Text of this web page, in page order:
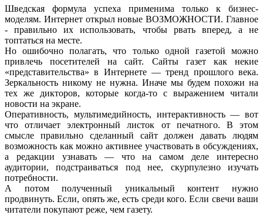
Шведская формула успеха применима только к бизнес-
моделям. Интернет открыл новые ВОЗМОЖНОСТИ. Главное
- правильно их использовать, чтобы рвать вперед, а не
топтаться на месте.
Но ошибочно полагать, что только одной газетой можно
привлечь посетителей на сайт. Сайты газет как некие
«представительства» в Интернете — тренд прошлого века.
Зеркальность никому не нужна. Иначе мы будем похожи на
тех же дикторов, которые когда-то с выражением читали
новости на экране.
Оперативность, мультимедийность, интерактивность — вот
что отличает электронный листок от печатного. В этом
смысле правильно сделанный сайт должен давать людям
возможность как можно активнее участвовать в обсуждениях,
а редакции узнавать — что на самом деле интересно
аудитории, подстраиваться под нее, скурпулезно изучать
потребности.
А потом полученный уникальный контент нужно
продвинуть. Если, опять же, есть среди кого. Если свечи ваши
читатели покупают реже, чем газету.